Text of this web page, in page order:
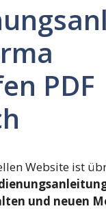
PDF
Website ist
und neuen